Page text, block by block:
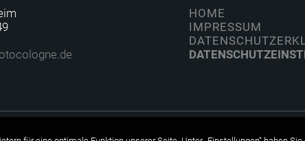
gne.de
HOME
IMPRESSUM